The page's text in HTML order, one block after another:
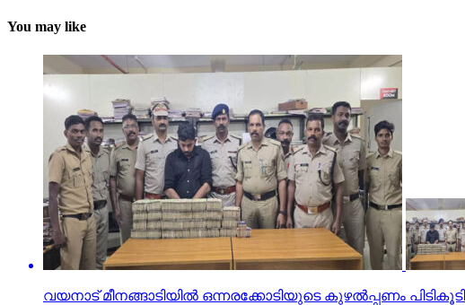
You may like
വയനാട് മീനങ്ങാടിയില്‍ ഒന്നരക്കോടിയുടെ കുഴല്‍പ്പണം പിടികൂടി